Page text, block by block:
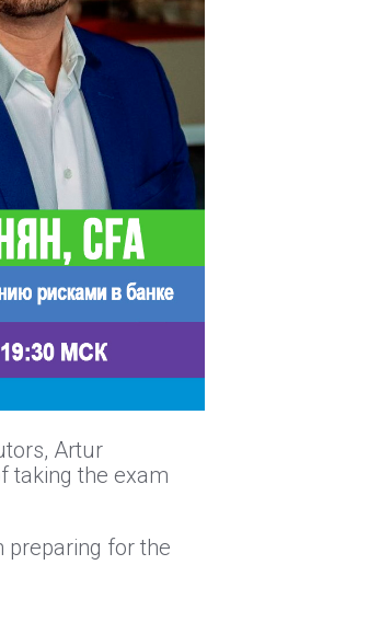
Artur
taking the exam
preparing for the